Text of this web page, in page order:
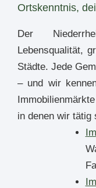
Ortskenntnis,
Der
Lebensqualität,
Städte. Jede
– und wir
in denen wir tätig